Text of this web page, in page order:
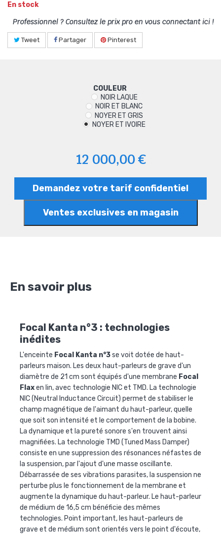
En stock
Professionnel ? Consultez le prix pro en vous connectant ici !
Tweet Partager Pinterest
COULEUR
NOIR LAQUE
NOIR ET BLANC
NOYER ET GRIS
NOYER ET IVOIRE
12 000,00 €
Demandez votre tarif confidentiel
Ventes exclusives en magasin
En savoir plus
Focal Kanta n°3 : technologies
inédites
L'enceinte Focal Kanta n°3se voit dotée de haut-
parleurs maison. Les deux haut-parleurs de grave d'un
diamètre de 21 cm sont équipés d'une membrane Focal
Flaxen lin, avec technologie NIC et TMD. La technologie
NIC (Neutral Inductance Circuit) permet de stabiliser le
champ magnétique de l'aimant du haut-parleur, quelle
que soit son intensité et le comportement de la bobine.
La dynamique et la pureté sonore s'en trouvent ainsi
magnifiées. La technologie TMD (Tuned Mass Damper)
consiste en une suppression des résonances néfastes de
la suspension, par l'ajout d'une masse oscillante.
Débarrassée de ses vibrations parasites, la suspension ne
perturbe plus le fonctionnement de la membrane et
augmente la dynamique du haut-parleur. Le haut-parleur
de médium de 16,5 cm bénéficie des mêmes
technologies. Point important, les haut-parleurs de
grave et de médium sont orientés vers le point d'écoute,